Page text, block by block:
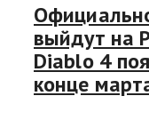
выйдут на
Diablo 4
конце